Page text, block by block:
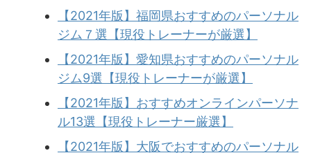
【2021年版】福岡県おすすめのパーソナル
ジム７選【現役トレーナーが厳選】
【2021年版】愛知県おすすめのパーソナル
ジム9選【現役トレーナーが厳選】
【2021年版】おすすめオンラインパーソナ
ル13選【現役トレーナー厳選】
【2021年版】大阪でおすすめのパーソナル